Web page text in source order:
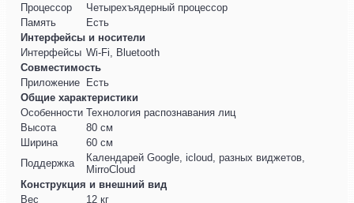
Процессор
Четырехъядерный процессор
Память
Есть
Интерфейсы и носители
Интерфейсы Wi-Fi, Bluetooth
Совместимость
Приложение
Есть
Общие характеристики
Особенности Технология распознавания лиц
Высота
80 см
Ширина
60 см
Поддержка
Календарей Google, icloud, разных виджетов,
MirroCloud
Конструкция и внешний вид
Вес
12 кг